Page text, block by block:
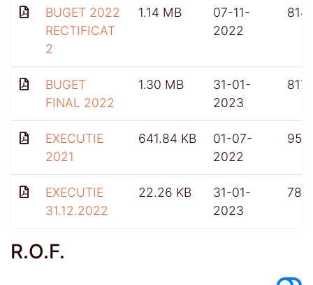
BUGET 2022
RECTIFICAT
2
1.14 MB
07-11-
2022
814
BUGET
FINAL 2022
1.30 MB
31-01-
2023
817
EXECUTIE
2021
641.84 KB
01-07-
2022
959
EXECUTIE
31.12.2022
22.26 KB
31-01-
2023
781
R.O.F.